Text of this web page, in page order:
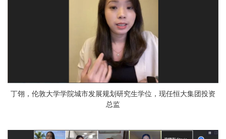
丁翎，伦敦大学学院城市发展规划研究生学位，现任恒大集团投资
总监